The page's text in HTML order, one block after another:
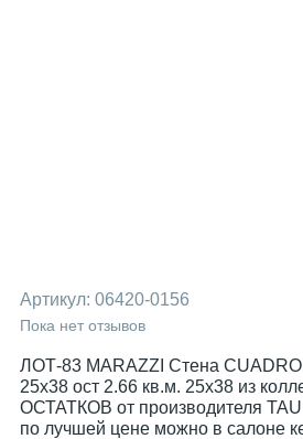
Артикул: 06420-0156
Пока нет отзывов
ЛОТ-83 MARAZZI Стена
25x38 ост 2.66 кв.м. 25x38 из
ОСТАТКОВ от производителя TAU
по лучшей цене можно в салоне